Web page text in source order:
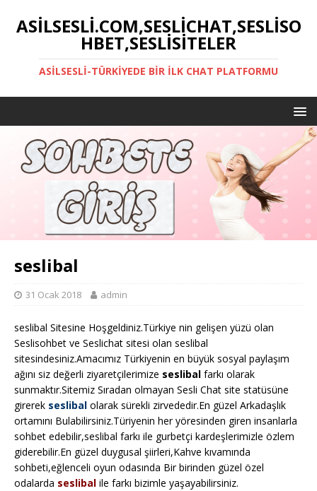
ASILSESLI.COM,SESLICHAT,SESLISO
HBET,SESLISITELER
ASILSESLI-TÜRKIYEDE BIR İLK CHAT PLATFORMU
seslibal
31 Ocak 2018 admin
seslibal Sitesine Hoşgeldiniz.Türkiye nin gelişen yüzü olan
Seslisohbet ve Seslichat sitesi olan seslibal
sitesindesiniz.Amacımız Türkiyenin en büyük sosyal paylaşım
ağını siz değerli ziyaretçilerimize seslibal farkı olarak
sunmaktır.Sitemiz Sıradan olmayan Sesli Chat site statüsüne
girerek seslibal olarak sürekli zirvededir.En güzel Arkadaşlık
ortamını Bulabilirsiniz.Türiyenin her yöresinden giren insanlarla
sohbet edebilir,seslibal farkı ile gurbetçi kardeşlerimizle özlem
giderebilir.En güzel duygusal şiirleri,Kahve kıvamında
sohbeti,eğlenceli oyun odasında Bir birinden güzel özel
odalarda seslibal ile farkı bizimle yaşayabilirsiniz.